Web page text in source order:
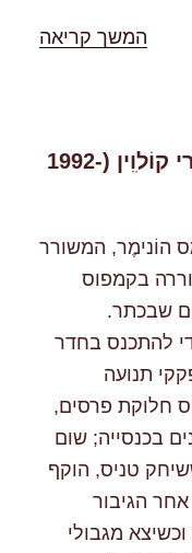
המשך קריאה
נערה מחליקה על קרח I לוֹרי קוֹלוִִין (1992-
הוֹנימֶר, המשורר
בקמפוס
שבכתר.
להתכנס בחדר
תנועה
חלוקת פרסים,
בכנסייה; שום
טניס, הוקף
הגיבור
מגבולי